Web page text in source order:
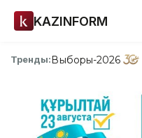
KAZINFORM
Тренды:Выборы-2026